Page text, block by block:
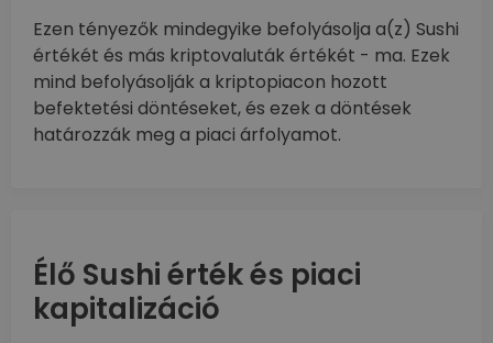
Ezen tényezők mindegyike befolyásolja a(z) Sushi
értékét és más kriptovaluták értékét - ma. Ezek
mind befolyásolják a kriptopiacon hozott
befektetési döntéseket, és ezek a döntések
határozzák meg a piaci árfolyamot.
Élő Sushi érték és piaci
kapitalizáció